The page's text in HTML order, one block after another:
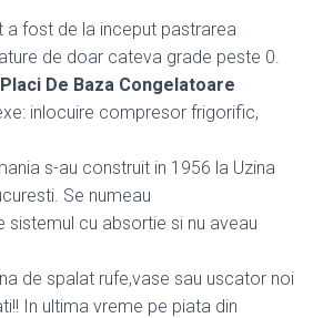
a fost de la inceput pastrarea
de doar cateva grade peste 0.
De Baza Congelatoare
inlocuire compresor frigorific,
s-au construit in 1956 la Uzina
Se numeau
sistemul cu absortie si nu aveau
de spalat rufe,vase sau uscator noi
In ultima vreme pe piata din